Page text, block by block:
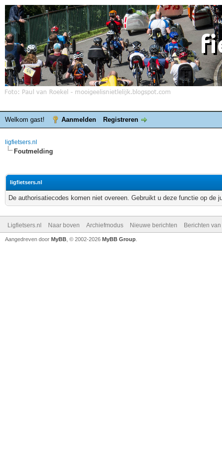
Welkom gast! Aanmelden Registreren
ligfietsers.nl
Foutmelding
ligfietsers.nl
De authorisatiecodes komen niet overeen. Gebruikt u deze functie op de
Ligfietsers.nl Naar boven Archiefmodus Nieuwe berichten Berichten
Aangedreven door MyBB , © 2002-2026 MyBB Group